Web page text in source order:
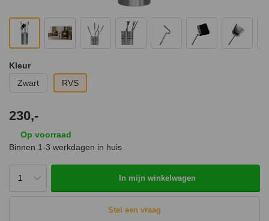
Kleur
Zwart
RVS
230,-
Op voorraad
Binnen 1-3 werkdagen in huis
In mijn winkelwagen
Stel een vraag